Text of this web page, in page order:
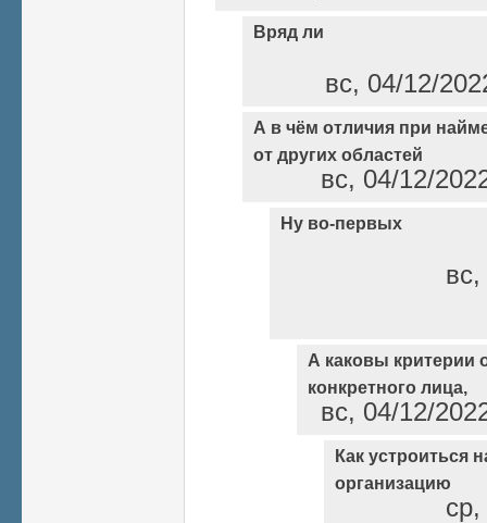
Вряд ли
вс, 04/12/
А в чём отличия при
от других областей
вс, 04/12/
Ну во-первых
А каковы критерии
конкретного лица,
вс, 04/12/
Как устроиться
организацию